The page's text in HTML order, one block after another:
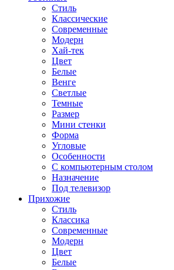
Стиль
Классические
Современные
Модерн
Хай-тек
Цвет
Белые
Венге
Светлые
Темные
Размер
Мини стенки
Форма
Угловые
Особенности
С компьютерным столом
Назначение
Под телевизор
Прихожие
Стиль
Классика
Современные
Модерн
Цвет
Белые